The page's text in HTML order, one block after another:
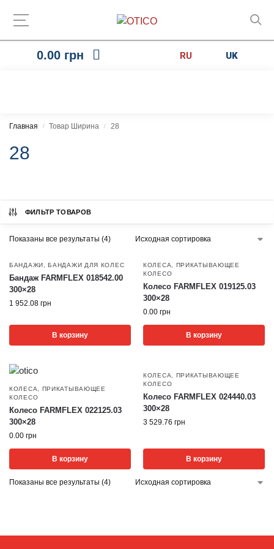
0.00 грн RU UK
Главная / Товар Ширина / 28
28
ФИЛЬТР ТОВАРОВ
Показаны все результаты (4)
БАНДАЖИ ,БАНДАЖИ ДЛЯ КОЛЕС
Бандаж FARMFLEX 018542.00
300×28
1 952.08 грн
В корзину
КОЛЕСА
ПРИКАТЫВАЮЩЕЕ
КОЛЕСО
Колесо FARMFLEX 019125.03
300×28
0.00 грн
В корзину
КОЛЕСА
ПРИКАТЫВАЮЩЕЕ
КОЛЕСО
Колесо FARMFLEX 022125.03
300×28
0.00 грн
В корзину
КОЛЕСА
ПРИКАТЫВАЮЩЕЕ
КОЛЕСО
Колесо FARMFLEX 024440.03
300×28
3 529.76 грн
В корзину
Показаны все результаты (4)